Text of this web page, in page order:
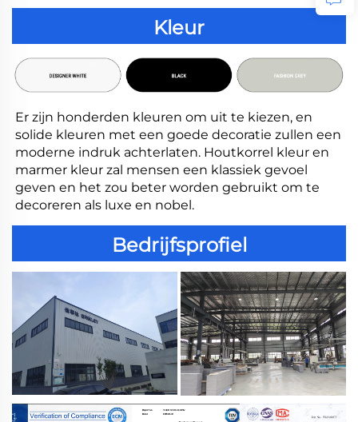
Kleur
Er zijn honderden kleuren om uit te kiezen, en
solide kleuren met een goede decoratie zullen een
moderne indruk achterlaten. Houtkorrel kleur en
marmer kleur zal mensen een klassiek gevoel
geven en het zou beter worden gebruikt om te
decoreren als luxe en nobel.
Bedrijfsprofiel